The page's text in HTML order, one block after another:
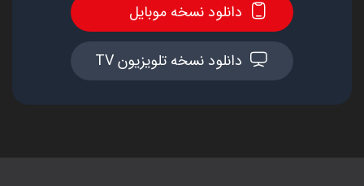
دانلود نسخه موبایل
دانلود نسخه تلویزیون TV